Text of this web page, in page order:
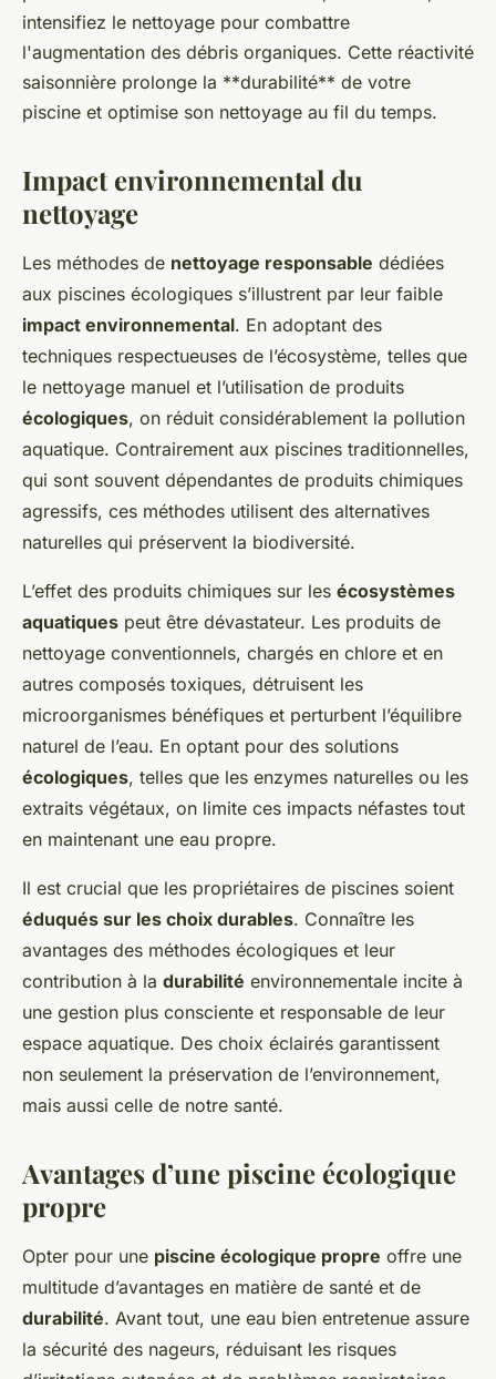
intensifiez le nettoyage pour combattre
l'augmentation des débris organiques. Cette réactivité
saisonnière prolonge la **durabilité** de votre
piscine et optimise son nettoyage au fil du temps.
Impact environnemental du
nettoyage
Les méthodes de nettoyage responsable dédiées
aux piscines écologiques s’illustrent par leur faible
impact environnemental. En adoptant des
techniques respectueuses de l’écosystème, telles que
le nettoyage manuel et l’utilisation de produits
écologiques, on réduit considérablement la pollution
aquatique. Contrairement aux piscines traditionnelles,
qui sont souvent dépendantes de produits chimiques
agressifs, ces méthodes utilisent des alternatives
naturelles qui préservent la biodiversité.
L’effet des produits chimiques sur les écosystèmes
aquatiques peut être dévastateur. Les produits de
nettoyage conventionnels, chargés en chlore et en
autres composés toxiques, détruisent les
microorganismes bénéfiques et perturbent l’équilibre
naturel de l’eau. En optant pour des solutions
écologiques, telles que les enzymes naturelles ou les
extraits végétaux, on limite ces impacts néfastes tout
en maintenant une eau propre.
Il est crucial que les propriétaires de piscines soient
éduqués sur les choix durables. Connaître les
avantages des méthodes écologiques et leur
contribution à la durabilité environnementale incite à
une gestion plus consciente et responsable de leur
espace aquatique. Des choix éclairés garantissent
non seulement la préservation de l’environnement,
mais aussi celle de notre santé.
Avantages d’une piscine écologique
propre
Opter pour une piscine écologique propre offre une
multitude d’avantages en matière de santé et de
durabilité. Avant tout, une eau bien entretenue assure
la sécurité des nageurs, réduisant les risques